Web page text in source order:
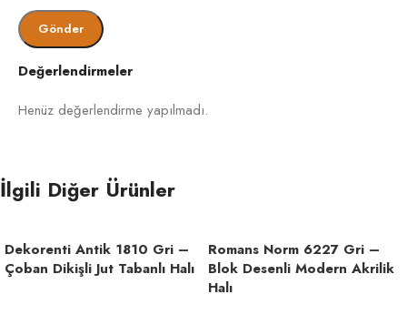
Evde kimyasal kullanılmadan süpürme ve nemli
bezle hafif silme yapılır. Hav yönünde çalışmak
halıyı korur.
Lekeler tazeyken temizlenmelidir. İz tekrarlarsa
Bölge hafifçe taranarak eski formuna getirilir.
Değerlendirmeler
Henüz değerlendirme yapılmadı.
İlgili Diğer Ürünler
Dekorenti Antik 1810 Gri –
Çoban Dikişli Jut Tabanlı Halı
Romans Norm 6227 Gri –
Blok Desenli Modern Akrilik
Halı